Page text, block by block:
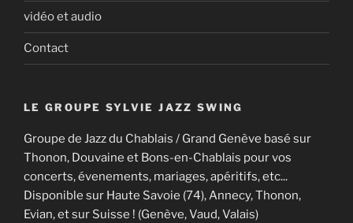
vidéo et audio
Contact
LE GROUPE SYLVIE JAZZ SWING
Groupe de Jazz du Chablais / Grand Genève basé sur
Thonon, Douvaine et Bons-en-Chablais pour vos
concerts, évenements, mariages, apéritifs, etc...
Disponible sur Haute Savoie (74), Annecy, Thonon,
Evian, et sur Suisse ! (Genève, Vaud, Valais)